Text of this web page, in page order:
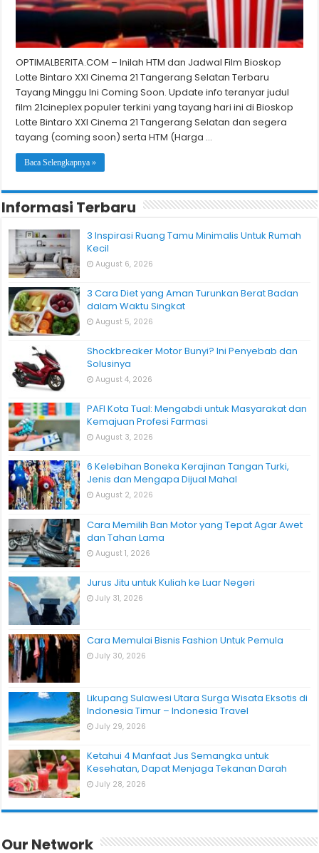
OPTIMALBERITA.COM – Inilah HTM dan Jadwal Film Bioskop
Lotte Bintaro XXI Cinema 21 Tangerang Selatan Terbaru
Tayang Minggu Ini Coming Soon. Update info teranyar judul
film 21cineplex populer terkini yang tayang hari ini di Bioskop
Lotte Bintaro XXI Cinema 21 Tangerang Selatan dan segera
tayang (coming soon) serta HTM (Harga …
Baca Selengkapnya »
Informasi Terbaru
3 Inspirasi Ruang Tamu Minimalis Untuk Rumah
Kecil
August 6, 2026
3 Cara Diet yang Aman Turunkan Berat Badan
dalam Waktu Singkat
August 5, 2026
Shockbreaker Motor Bunyi? Ini Penyebab dan
Solusinya
August 4, 2026
PAFI Kota Tual: Mengabdi untuk Masyarakat dan
Kemajuan Profesi Farmasi
August 3, 2026
6 Kelebihan Boneka Kerajinan Tangan Turki,
Jenis dan Mengapa Dijual Mahal
August 2, 2026
Cara Memilih Ban Motor yang Tepat Agar Awet
dan Tahan Lama
August 1, 2026
Jurus Jitu untuk Kuliah ke Luar Negeri
July 31, 2026
Cara Memulai Bisnis Fashion Untuk Pemula
July 30, 2026
Likupang Sulawesi Utara Surga Wisata Eksotis di
Indonesia Timur – Indonesia Travel
July 29, 2026
Ketahui 4 Manfaat Jus Semangka untuk
Kesehatan, Dapat Menjaga Tekanan Darah
July 28, 2026
Our Network